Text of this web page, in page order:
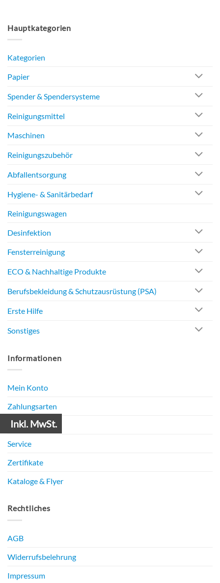
Inkl. MwSt.
Hauptkategorien
Kategorien
Papier
Spender & Spendersysteme
Reinigungsmittel
Maschinen
Reinigungszubehör
Abfallentsorgung
Hygiene- & Sanitärbedarf
Reinigungswagen
Desinfektion
Fensterreinigung
ECO & Nachhaltige Produkte
Berufsbekleidung & Schutzausrüstung (PSA)
Erste Hilfe
Sonstiges
Informationen
Mein Konto
Zahlungsarten
Versandarten
Service
Zertifikate
Kataloge & Flyer
Rechtliches
AGB
Widerrufsbelehrung
Impressum